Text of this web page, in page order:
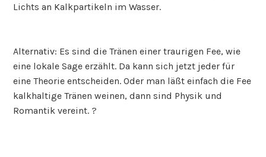
Lichts an Kalkpartikeln im Wasser.
Alternativ: Es sind die Tränen einer traurigen Fee, wie
eine lokale Sage erzählt. Da kann sich jetzt jeder für
eine Theorie entscheiden. Oder man läßt einfach die Fee
kalkhaltige Tränen weinen, dann sind Physik und
Romantik vereint. ?